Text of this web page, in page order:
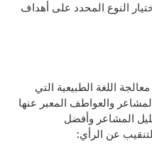
النوع المحدد على أهداف
اللغة الطبيعية التي
والعواطف المعبر عنها
المشاعر وأفضل
عن الرأي: